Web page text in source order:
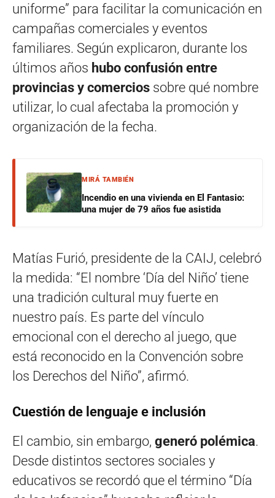
uniforme” para facilitar la comunicación en
campañas comerciales y eventos
familiares. Según explicaron, durante los
últimos años hubo confusión entre
provincias y comercios sobre qué nombre
utilizar, lo cual afectaba la promoción y
organización de la fecha.
MIRÁ TAMBIÉN
Incendio en una vivienda en El Fantasio:
una mujer de 79 años fue asistida
Matías Furió, presidente de la CAIJ, celebró
la medida: “El nombre ‘Día del Niño’ tiene
una tradición cultural muy fuerte en
nuestro país. Es parte del vínculo
emocional con el derecho al juego, que
está reconocido en la Convención sobre
los Derechos del Niño”, afirmó.
Cuestión de lenguaje e inclusión
El cambio, sin embargo, generó polémica.
Desde distintos sectores sociales y
educativos se recordó que el término “Día